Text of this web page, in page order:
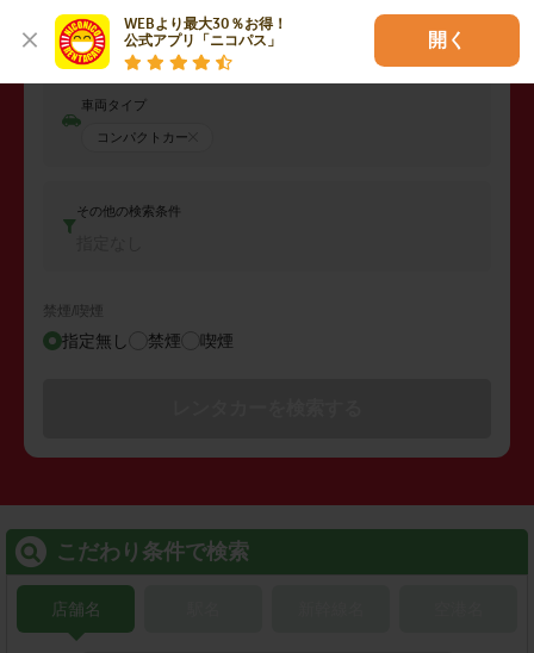
WEBより最大30％お得！
公式アプリ「ニコパス」
開く
2026年08月09日 (日) 18:00
車両タイプ
コンパクトカー
その他の検索条件
禁煙/喫煙
指定無し 禁煙 喫煙
こだわり条件で検索
店舗名